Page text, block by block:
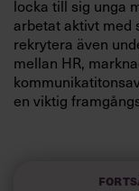
locka till sig unga
arbetat aktivt med
rekrytera även
mellan HR,
en viktig